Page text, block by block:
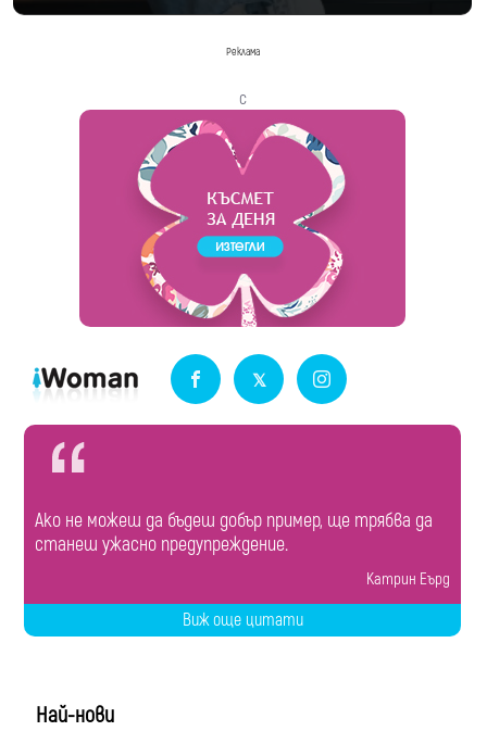
Реклама
с
Ако не можеш да бъдеш добър пример, ще трябва да
станеш ужасно предупреждение.
Катрин Еърд
Виж още цитати
Най-нови